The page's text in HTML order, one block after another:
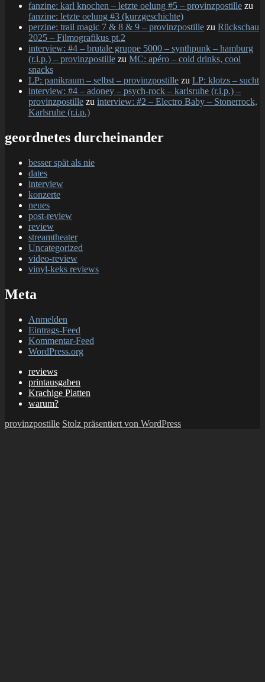
fanzine: karl knochen – letzte oelung #5 – provinzpostille zu
fanzine: letzte oelung #3 (kurzgeschichte)
perzine: trail magic 7 & 8 & 9 – provinzpostille zu Rückschau
2025 – Filmografikus pt.2
interview: #4 – brutale gruppe 5000 – synthpunk – hamburg
(r.i.p.) – provinzpostille zu MC: apéro – cold drinks, cool
snacks
LP: panikraum – selbst – provinzpostille zu LP: klotzs – sucht
interview: #4 – adoney – psych-rock – karlsruhe (r.i.p.) –
provinzpostille zu interview: #2 – Electro Baby – Stonerrock,
Karlsruhe (r.i.p.)
geordnetes durcheinander
besser spät als nie
dates
interview
konzerte
neues
post-review
review
streamtheater
Uncategorized
video-review
vinyl-keks reviews
Meta
Anmelden
Eintrags-Feed
Kommentar-Feed
WordPress.org
reviews
printausgaben
Krachige Platten
warum?
provinzpostille Stolz präsentiert von WordPress